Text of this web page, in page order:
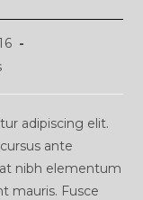
adipiscing elit.
ante
at nibh elementum
mauris. Fusce